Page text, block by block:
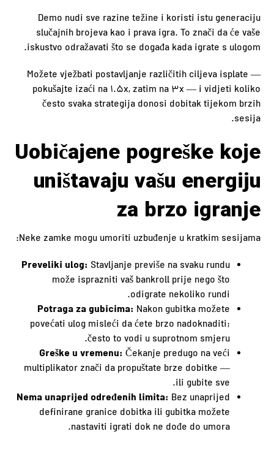
Demo nudi sve razine težine i koristi istu generaciju
slučajnih brojeva kao i prava igra. To znači da će vaše
iskustvo odražavati što se događa kada igrate s ulogom.
Možete vježbati postavljanje različitih ciljeva isplate —
pokušajte izaći na 1.5x, zatim na 3x — i vidjeti koliko
često svaka strategija donosi dobitak tijekom brzih
sesija.
Uobičajene pogreške koje
uništavaju vašu energiju
za brzo igranje
Neke zamke mogu umoriti uzbuđenje u kratkim sesijama:
Preveliki ulog: Stavljanje previše na svaku rundu
može isprazniti vaš bankroll prije nego što
odigrate nekoliko rundi.
Potraga za gubicima: Nakon gubitka možete
povećati ulog misleći da ćete brzo nadoknaditi;
često to vodi u suprotnom smjeru.
Greške u vremenu: Čekanje predugo na veći
multiplikator znači da propuštate brze dobitke —
ili gubite sve.
Nema unaprijed određenih limita: Bez unaprijed
definirane granice dobitka ili gubitka možete
nastaviti igrati dok ne dođe do umora.